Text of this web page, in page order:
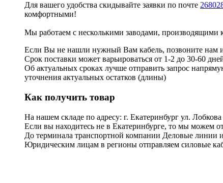
Для вашего удобства скидывайте заявки по почте
комфортными!
Мы работаем с несколькими заводами, производящими
Если Вы не нашли нужный Вам кабель, позвоните нам
Срок поставки может варьироваться от 1-2 до 30-60
Об актуальных сроках лучше отправить запрос
уточнения актуальных остатков (длины)
Как получить товар
На нашем складе по адресу: г. Екатеринбург ул.
Если вы находитесь не в Екатеринбурге, то мы можем
До терминала транспортной компании Деловые линии
Юридическим лицам в регионы отправляем силовые